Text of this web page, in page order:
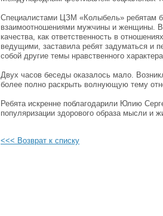
Специалистами ЦЗМ «Колыбель» ребятам
взаимоотношениями мужчины и женщины. В
качества, как ответственность в
ведущими, заставила ребят задуматься и
собой другие темы нравственного
Двух часов беседы оказалось мало.
более полно раскрыть волнующую тему
Ребята искренне поблагодарили Юлию
популяризации здорового образа мысли и
<<< Возврат к списку